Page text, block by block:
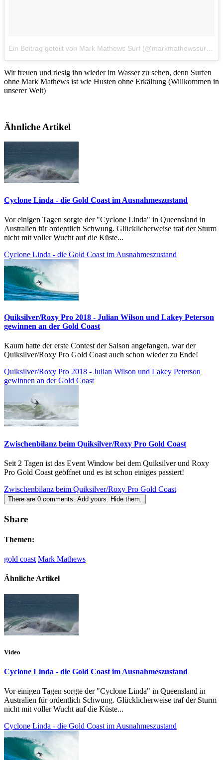
Wir freuen und riesig ihn wieder im Wasser zu sehen, denn Surfen
ohne Mark Mathews ist wie Husten ohne Erkältung (Willkommen in
unserer Welt)
Ähnliche Artikel
Cyclone Linda - die Gold Coast im Ausnahmeszustand
Vor einigen Tagen sorgte der "Cyclone Linda" in Queensland in
Australien für ordentlich Schwung. Glücklicherweise traf der Sturm
nicht mit voller Wucht auf die Küste...
Cyclone Linda - die Gold Coast im Ausnahmeszustand
Quiksilver/Roxy Pro 2018 - Julian Wilson und Lakey Peterson
gewinnen an der Gold Coast
Kaum hatte der erste Contest der Saison angefangen, war der
Quiksilver/Roxy Pro Gold Coast auch schon wieder zu Ende!
Quiksilver/Roxy Pro 2018 - Julian Wilson und Lakey Peterson
gewinnen an der Gold Coast
Zwischenbilanz beim Quiksilver/Roxy Pro Gold Coast
Seit 2 Tagen ist das Event Window bei dem Quiksilver und Roxy
Pro Gold Coast geöffnet und es ist schon einiges passiert!
Zwischenbilanz beim Quiksilver/Roxy Pro Gold Coast
There are 0 comments. Add yours. Hide them.
Share
Themen:
gold coast Mark Mathews
Ähnliche Artikel
Video
Cyclone Linda - die Gold Coast im Ausnahmeszustand
Vor einigen Tagen sorgte der "Cyclone Linda" in Queensland in
Australien für ordentlich Schwung. Glücklicherweise traf der Sturm
nicht mit voller Wucht auf die Küste...
Cyclone Linda - die Gold Coast im Ausnahmeszustand